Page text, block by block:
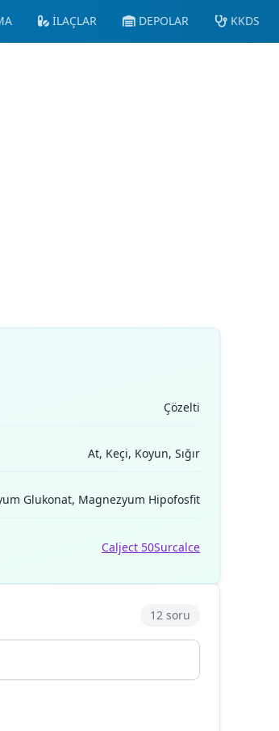
İLAÇLAR DEPOLAR KKDS
Çözelti
At, Keçi, Koyun, Sığır
Glukonat, Magnezyum Hipofosfit
Calject 50Surcalce
12 soru